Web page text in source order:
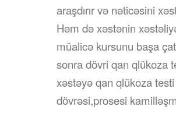
araşdırır və nəticəsini
Həm də xəstənin
müalicə kursunu başa
sonra dövri qan qlükoza
xəstəyə qan qlükoza